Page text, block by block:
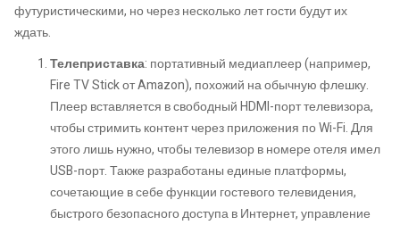
футуристическими, но через несколько лет гости будут их
ждать.
Телеприставка: портативный медиаплеер (например,
Fire TV Stick от Amazon), похожий на обычную флешку.
Плеер вставляется в свободный HDMI-порт телевизора,
чтобы стримить контент через приложения по Wi-Fi. Для
этого лишь нужно, чтобы телевизор в номере отеля имел
USB-порт. Также разработаны единые платформы,
сочетающие в себе функции гостевого телевидения,
быстрого безопасного доступа в Интернет, управление